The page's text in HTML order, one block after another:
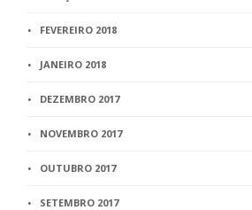
FEVEREIRO 2018
JANEIRO 2018
DEZEMBRO 2017
NOVEMBRO 2017
OUTUBRO 2017
SETEMBRO 2017